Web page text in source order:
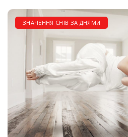
ЗНАЧЕННЯ СНІВ ЗА ДНЯМИ